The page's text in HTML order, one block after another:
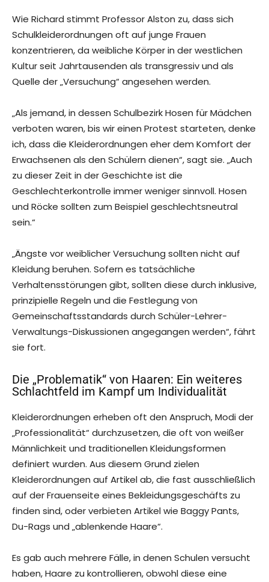
Wie Richard stimmt Professor Alston zu, dass sich
Schulkleiderordnungen oft auf junge Frauen
konzentrieren, da weibliche Körper in der westlichen
Kultur seit Jahrtausenden als transgressiv und als
Quelle der „Versuchung“ angesehen werden.
„Als jemand, in dessen Schulbezirk Hosen für Mädchen
verboten waren, bis wir einen Protest starteten, denke
ich, dass die Kleiderordnungen eher dem Komfort der
Erwachsenen als den Schülern dienen“, sagt sie. „Auch
zu dieser Zeit in der Geschichte ist die
Geschlechterkontrolle immer weniger sinnvoll. Hosen
und Röcke sollten zum Beispiel geschlechtsneutral
sein.“
„Ängste vor weiblicher Versuchung sollten nicht auf
Kleidung beruhen. Sofern es tatsächliche
Verhaltensstörungen gibt, sollten diese durch inklusive,
prinzipielle Regeln und die Festlegung von
Gemeinschaftsstandards durch Schüler-Lehrer-
Verwaltungs-Diskussionen angegangen werden“, fährt
sie fort.
Die „Problematik“ von Haaren: Ein weiteres
Schlachtfeld im Kampf um Individualität
Kleiderordnungen erheben oft den Anspruch, Modi der
„Professionalität“ durchzusetzen, die oft von weißer
Männlichkeit und traditionellen Kleidungsformen
definiert wurden. Aus diesem Grund zielen
Kleiderordnungen auf Artikel ab, die fast ausschließlich
auf der Frauenseite eines Bekleidungsgeschäfts zu
finden sind, oder verbieten Artikel wie Baggy Pants,
Du-Rags und „ablenkende Haare“.
Es gab auch mehrere Fälle, in denen Schulen versucht
haben, Haare zu kontrollieren, obwohl diese eine